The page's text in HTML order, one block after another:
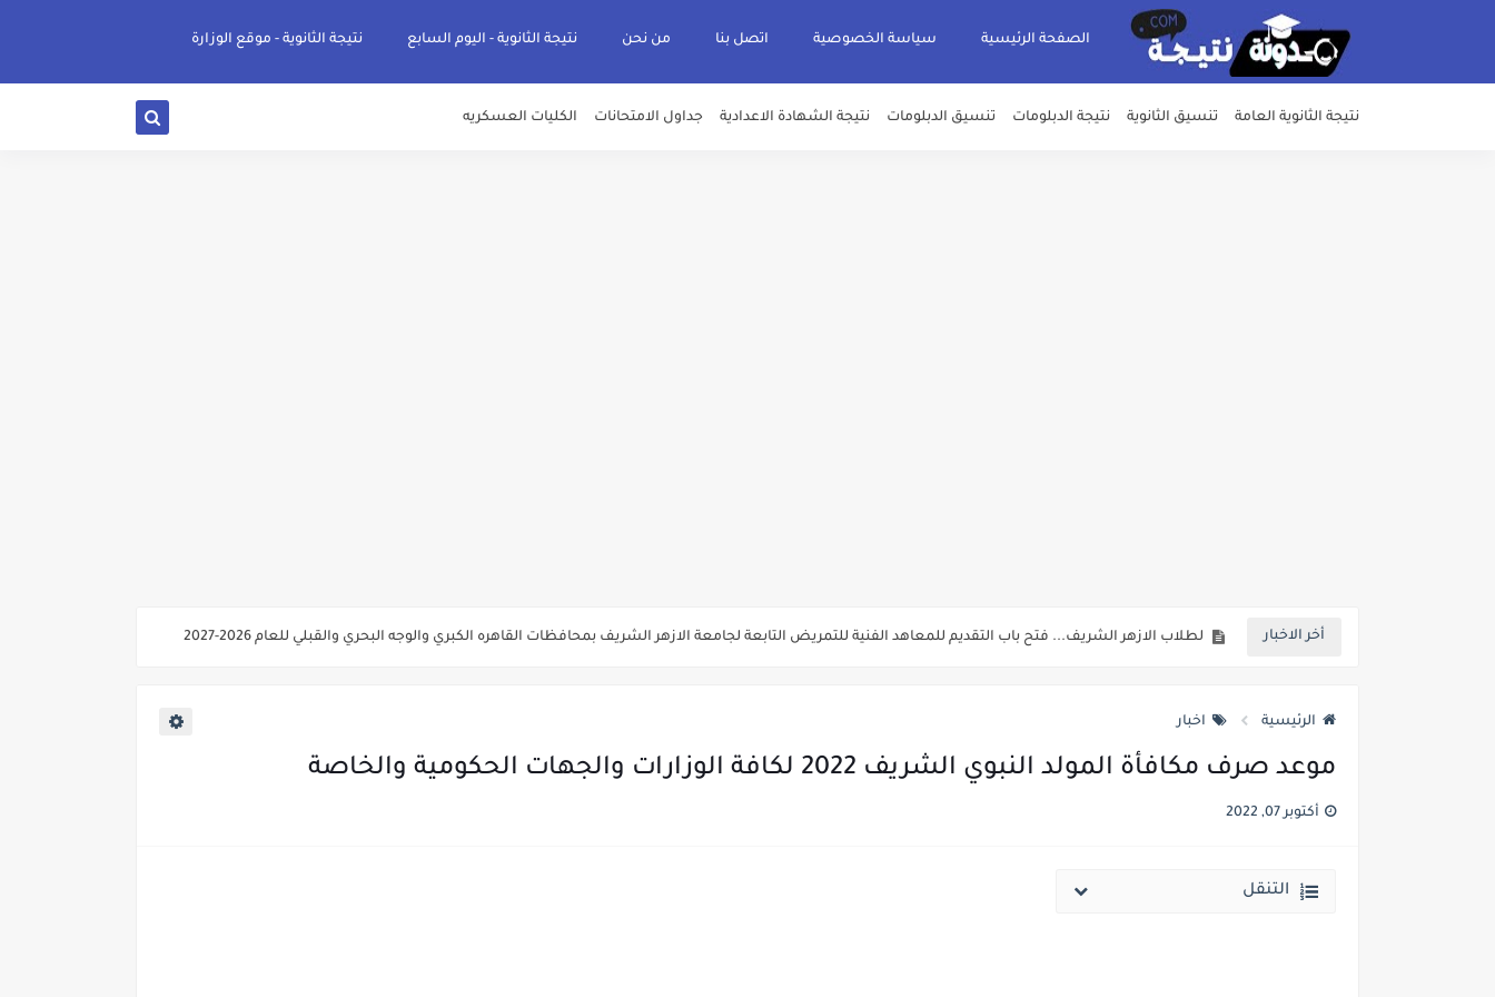
الصفحة الرئيسية سياسة الخصوصية اتصل بنا من نحن نتيجة الثانوية - اليوم السابع نتيجة الثانوية - موقع الوزارة
نتيجة الثانوية العامة تنسيق الثانوية نتيجة الدبلومات تنسيق الدبلومات نتيجة الشهادة الاعدادية جداول الامتحانات الكليات العسكريه
أخر الاخبار جريدة الجمهورية : استمارات الثانوية بالمدارس الإثنين.. و«أولى تنسيق» الثلاثاء مؤشرات انخفاض الحد الأدنى للقطاع الطبي 1% - باستثناء «البشرى»
قائمة أسماء بجميع الجامعات الخاصه والأهلية والحكومية والاجنبية المعتمدة من وزارة التعليم العالي للعام الجامعي 2026/ 2027
انخفاض الحد الادني بكليات القمة والمرحلة الاولي للتنسيق يوم الاثنين القادم ..بداية تظلمات الثانوية العامة الكترونيا لمدة 15 يوم بداية من غدا
الرئيسية اخبار
موعد صرف مكافأة المولد النبوي الشريف 2022 لكافة الوزارات والجهات الحكومية والخاصة
أكتوبر 07, 2022
التنقل